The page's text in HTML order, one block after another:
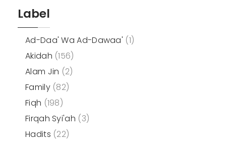
Label
Ad-Daa' Wa Ad-Dawaa' (1)
Akidah (156)
Alam Jin (2)
Family (82)
Fiqh (198)
Firqah Syi'ah (3)
Hadits (22)